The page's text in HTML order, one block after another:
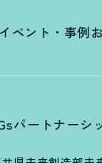
イベント・事例
パートナーシ